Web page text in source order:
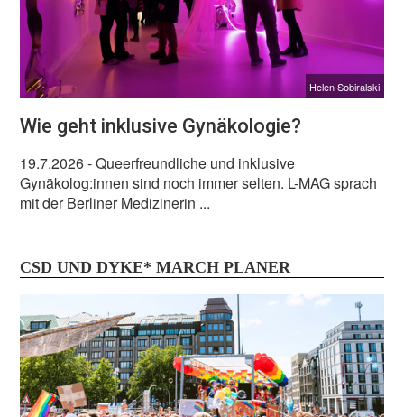
Helen Sobiralski
Wie geht inklusive Gynäkologie?
19.7.2026- Queerfreundliche und inklusive
Gynäkolog:innen sind noch immer selten. L-MAG sprach
mit der Berliner Medizinerin ...
CSD UND DYKE* MARCH PLANER